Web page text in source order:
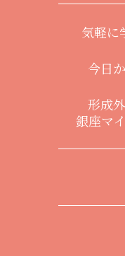
気軽に
今日
形成
銀座マ